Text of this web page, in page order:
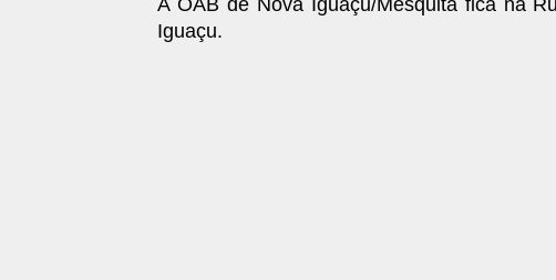
A OAB de Nova Iguaçu/Mesquita fica na
Iguaçu.